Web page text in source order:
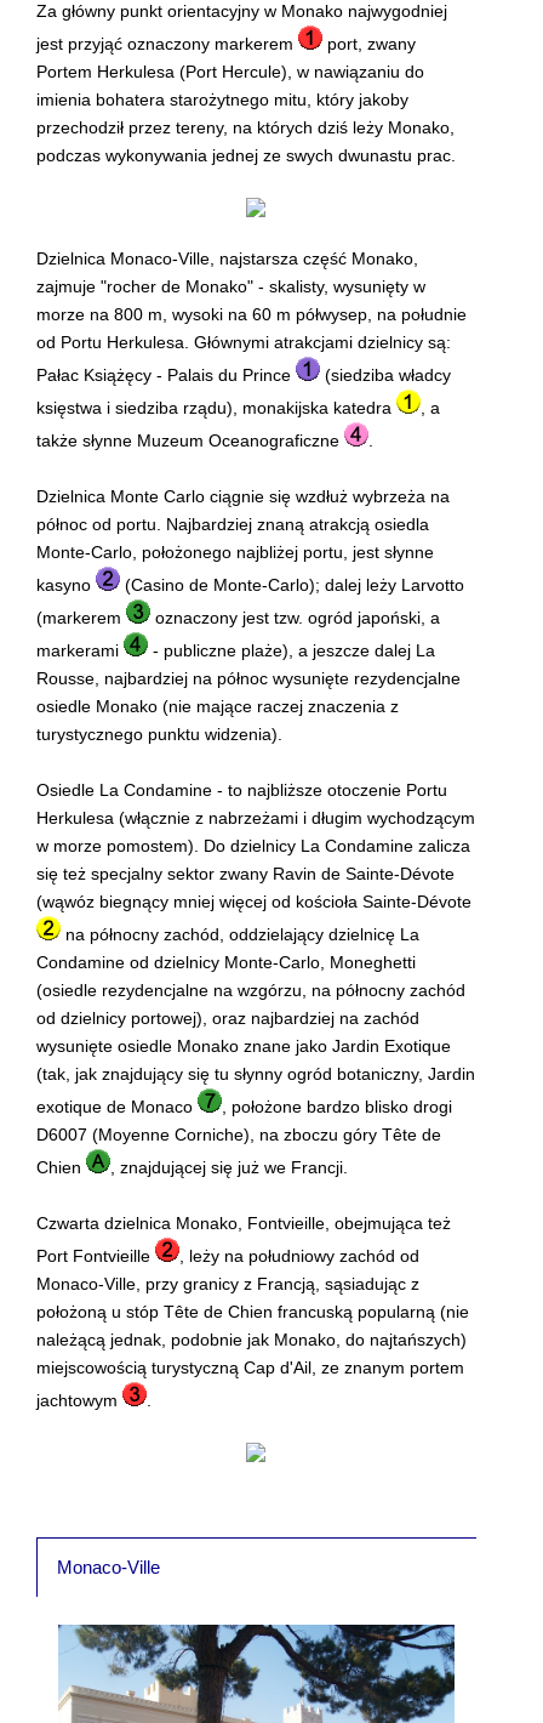
Za główny punkt orientacyjny w Monako najwygodniej
jest przyjąć oznaczony markerem
port, zwany
Portem Herkulesa (Port Hercule), w nawiązaniu do
imienia bohatera starożytnego mitu, który jakoby
przechodził przez tereny, na których dziś leży Monako,
podczas wykonywania jednej ze swych dwunastu prac.
Dzielnica Monaco-Ville, najstarsza część Monako,
zajmuje "rocher de Monako" - skalisty, wysunięty w
morze na 800 m, wysoki na 60 m półwysep, na południe
od Portu Herkulesa. Głównymi atrakcjami dzielnicy są:
Pałac Książęcy - Palais du Prince
(siedziba władcy
księstwa i siedziba rządu), monakijska katedra
, a
także słynne Muzeum Oceanograficzne
.
Dzielnica Monte Carlo ciągnie się wzdłuż wybrzeża na
północ od portu. Najbardziej znaną atrakcją osiedla
Monte-Carlo, położonego najbliżej portu, jest słynne
kasyno
(Casino de Monte-Carlo); dalej leży Larvotto
(markerem
oznaczony jest tzw. ogród japoński, a
markerami
- publiczne plaże), a jeszcze dalej La
Rousse, najbardziej na północ wysunięte rezydencjalne
osiedle Monako (nie mające raczej znaczenia z
turystycznego punktu widzenia).
Osiedle La Condamine - to najbliższe otoczenie Portu
Herkulesa (włącznie z nabrzeżami i długim wychodzącym
w morze pomostem). Do dzielnicy La Condamine zalicza
się też specjalny sektor zwany Ravin de Sainte-Dévote
(wąwóz biegnący mniej więcej od kościoła Sainte-Dévote
na północny zachód, oddzielający dzielnicę La
Condamine od dzielnicy Monte-Carlo, Moneghetti
(osiedle rezydencjalne na wzgórzu, na północny zachód
od dzielnicy portowej), oraz najbardziej na zachód
wysunięte osiedle Monako znane jako Jardin Exotique
(tak, jak znajdujący się tu słynny ogród botaniczny, Jardin
exotique de Monaco
, położone bardzo blisko drogi
D6007 (Moyenne Corniche), na zboczu góry Tête de
Chien
, znajdującej się już we Francji.
Czwarta dzielnica Monako, Fontvieille, obejmująca też
Port Fontvieille
, leży na południowy zachód od
Monaco-Ville, przy granicy z Francją, sąsiadując z
położoną u stóp Tête de Chien francuską popularną (nie
należącą jednak, podobnie jak Monako, do najtańszych)
miejscowością turystyczną Cap d'Ail, ze znanym portem
jachtowym
.
Monaco-Ville